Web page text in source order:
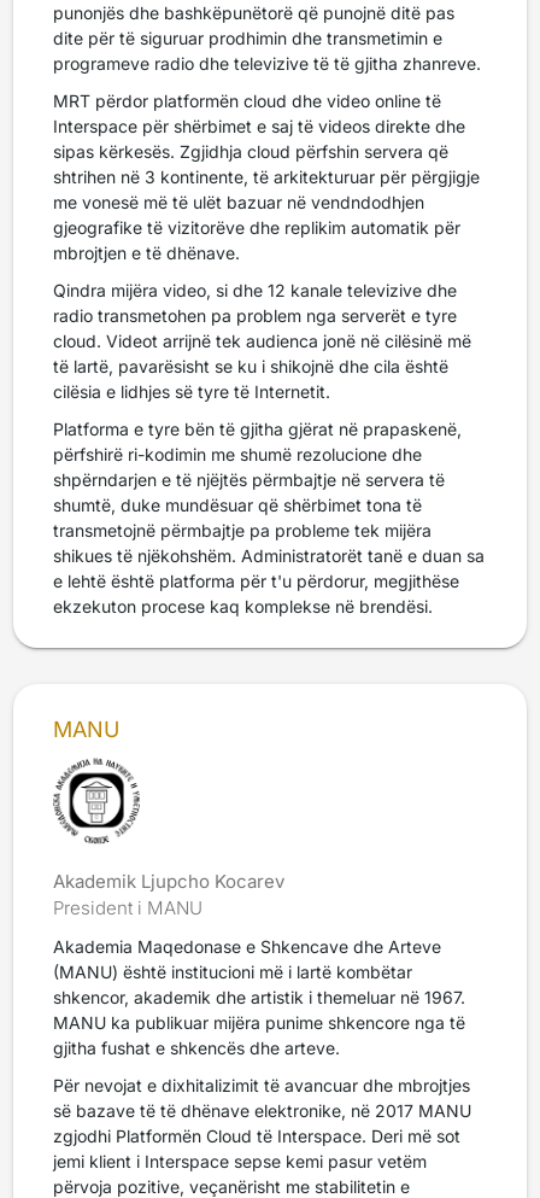
punonjës dhe bashkëpunëtorë që punojnë ditë pas
dite për të siguruar prodhimin dhe transmetimin e
programeve radio dhe televizive të të gjitha zhanreve.
MRT përdor platformën cloud dhe video online të
Interspace për shërbimet e saj të videos direkte dhe
sipas kërkesës. Zgjidhja cloud përfshin servera që
shtrihen në 3 kontinente, të arkitekturuar për përgjigje
me vonesë më të ulët bazuar në vendndodhjen
gjeografike të vizitorëve dhe replikim automatik për
mbrojtjen e të dhënave.
Qindra mijëra video, si dhe 12 kanale televizive dhe
radio transmetohen pa problem nga serverët e tyre
cloud. Videot arrijnë tek audienca jonë në cilësinë më
të lartë, pavarësisht se ku i shikojnë dhe cila është
cilësia e lidhjes së tyre të Internetit.
Platforma e tyre bën të gjitha gjërat në prapaskenë,
përfshirë ri-kodimin me shumë rezolucione dhe
shpërndarjen e të njëjtës përmbajtje në servera të
shumtë, duke mundësuar që shërbimet tona të
transmetojnë përmbajtje pa probleme tek mijëra
shikues të njëkohshëm. Administratorët tanë e duan sa
e lehtë është platforma për t'u përdorur, megjithëse
ekzekuton procese kaq komplekse në brendësi.
MANU
Akademik Ljupcho Kocarev
President i MANU
Akademia Maqedonase e Shkencave dhe Arteve
(MANU) është institucioni më i lartë kombëtar
shkencor, akademik dhe artistik i themeluar në 1967.
MANU ka publikuar mijëra punime shkencore nga të
gjitha fushat e shkencës dhe arteve.
Për nevojat e dixhitalizimit të avancuar dhe mbrojtjes
së bazave të të dhënave elektronike, në 2017 MANU
zgjodhi Platformën Cloud të Interspace. Deri më sot
jemi klient i Interspace sepse kemi pasur vetëm
përvoja pozitive, veçanërisht me stabilitetin e